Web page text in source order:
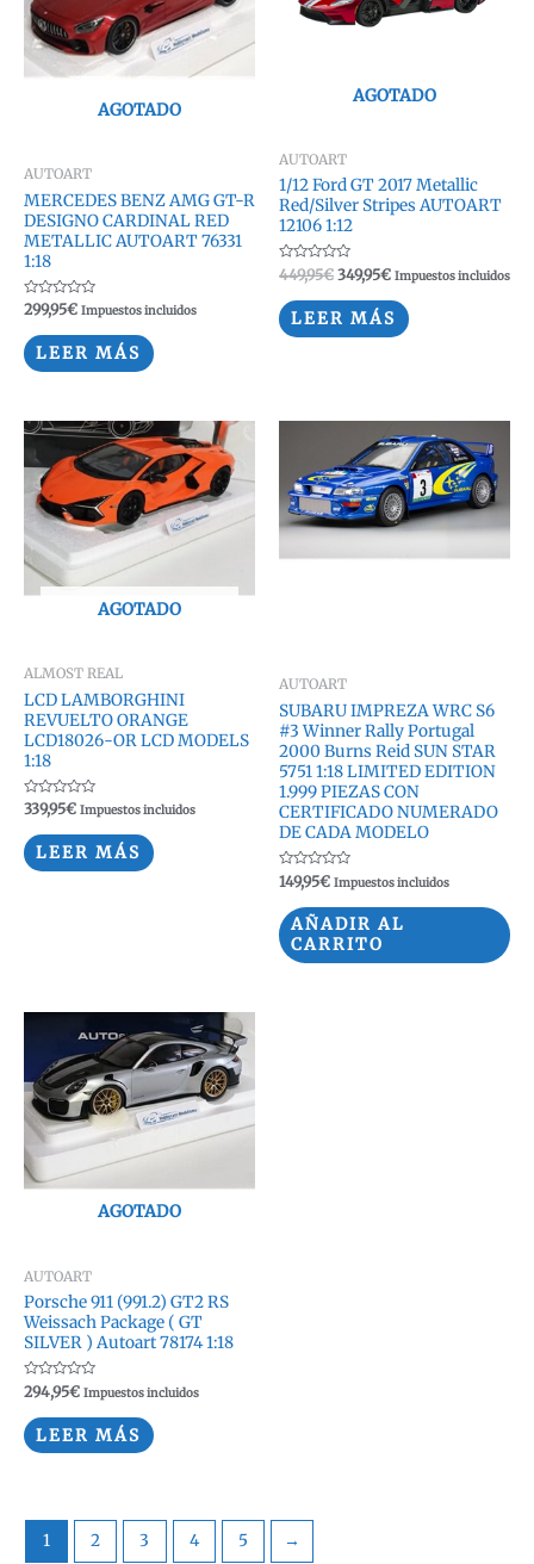
AGOTADO
AUTOART
MERCEDES BENZ AMG GT-R
DESIGNO CARDINAL RED
METALLIC AUTOART 76331
1:18
Valorado
con
de
5
299,95€ Impuestos incluidos
LEER MÁS
AGOTADO
AUTOART
1/12 Ford GT 2017 Metallic
Red/Silver Stripes AUTOART
12106 1:12
Valorado
con
de
5
449,95€ El
original
349,95€El
actual
es:
Impuestos incluidos
LEER MÁS
AGOTADO
ALMOST REAL
LCD LAMBORGHINI
REVUELTO ORANGE
LCD18026-OR LCD MODELS
1:18
Valorado
con
de
5
339,95€ Impuestos incluidos
LEER MÁS
AUTOART
SUBARU IMPREZA WRC S6
#3 Winner Rally Portugal
2000 Burns Reid SUN STAR
5751 1:18 LIMITED EDITION
1.999 PIEZAS CON
CERTIFICADO NUMERADO
DE CADA MODELO
Valorado
con
de
5
149,95€ Impuestos incluidos
AÑADIR AL
CARRITO
AGOTADO
AUTOART
Porsche 911 (991.2) GT2 RS
Weissach Package ( GT
SILVER ) Autoart 78174 1:18
Valorado
con
de
5
294,95€ Impuestos incluidos
LEER MÁS
1 2 3 4 5 →